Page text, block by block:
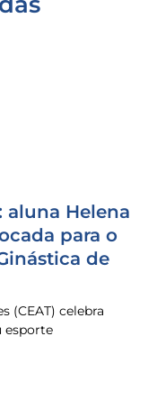
aluna Helena
para o
de
(CEAT) celebra
esporte